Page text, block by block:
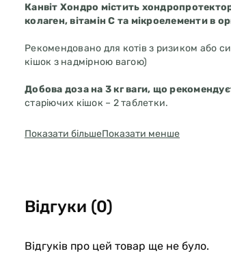
Канвіт Хондро містить
колаген, вітамін С та мікроелементи в
Рекомендовано для котів з ризиком або
кішок з надмірною вагою)
Добова доза на 3 кг ваги, що
старіючих кішок – 2 таблетки.
Гарантований аналіз:протеїн 13.5%, жир
Інструкції до застосування:
рекомендується повторити.
Кінцевий термін реалізації:вказано на
Показати більшеПоказати менше
Відгуки (0)
Відгуків про цей товар ще не було.